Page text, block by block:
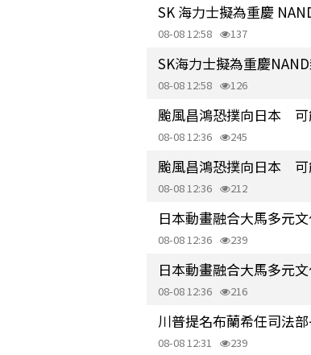
SK 海力士擬為重慶
08-08 12:58 137
SK海力士擬為重慶
08-08 12:58 126
颱風昌鴻恐撲向日本 可
08-08 12:36 245
颱風昌鴻恐撲向日本 可
08-08 12:36 212
日本動畫融合大馬多元
08-08 12:36 239
日本動畫融合大馬多元
08-08 12:36 216
川普提名布蘭希任司法
08-08 12:31 239